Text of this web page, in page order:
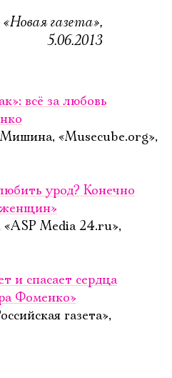
газета»,
5.06.2013
всё за любовь
«Musecube.org»,
урод? Конечно
женщин»
Media 24.ru»,
и спасает сердца
Фоменко»
газета»,